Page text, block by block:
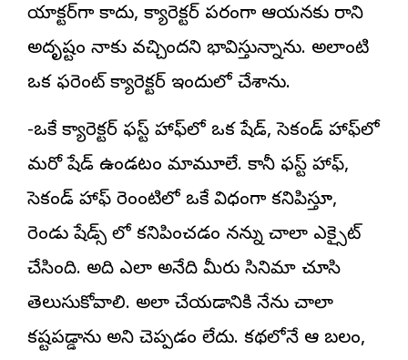
యాక్టర్‌గా కాదు, క్యారెక్టర్ పరంగా ఆయనకు రాని
అదృష్టం నాకు వచ్చిందని భావిస్తున్నాను. అలాంటి
ఒక డిఫరెంట్ క్యారెక్టర్ ఇందులో చేశాను.
-ఒకే క్యారెక్టర్ ఫస్ట్ హాఫ్‌లో ఒక షేడ్, సెకండ్ హాఫ్‌లో
మరో షేడ్ ఉండటం మామూలే. కానీ ఫస్ట్ హాఫ్,
సెకండ్ హాఫ్ రెండింటిలో ఒకే విధంగా కనిపిస్తూ,
రెండు షేడ్స్ లో కనిపించడం నన్ను చాలా ఎక్సైట్
చేసింది. అది ఎలా అనేది మీరు సినిమా చూసి
తెలుసుకోవాలి. అలా చేయడానికి నేను చాలా
కష్టపడ్డాను అని చెప్పడం లేదు. కథలోనే ఆ బలం,